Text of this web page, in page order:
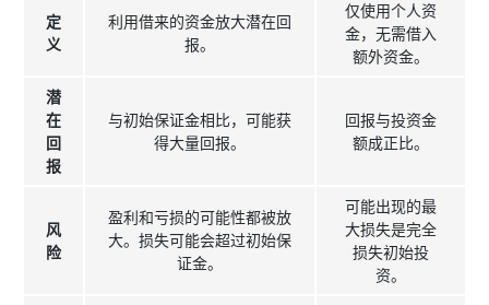
定
义
利用借来的资金放大潜在回
报。
仅使用个人资
金，无需借入
额外资金。
潜
在
回
报
与初始保证金相比，可能获
得大量回报。
回报与投资金
额成正比。
风
险
盈利和亏损的可能性都被放
大。损失可能会超过初始保
证金。
可能出现的最
大损失是完全
损失初始投
资。